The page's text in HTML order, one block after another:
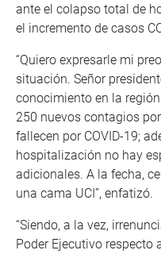
ante el colapso total de
el incremento de casos
“Quiero expresarle mi
situación. Señor
conocimiento en la
250 nuevos contagios
fallecen por COVID-19;
hospitalización no hay
adicionales. A la fecha,
una cama UCI”, enfatizó.
“Siendo, a la vez,
Poder Ejecutivo respecto